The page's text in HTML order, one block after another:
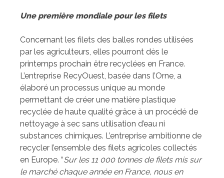
Une première mondiale pour les filets
Concernant les filets des balles rondes utilisées
par les agriculteurs, elles pourront dès le
printemps prochain être recyclées en France.
L’entreprise RecyOuest, basée dans l’Orne, a
élaboré un processus unique au monde
permettant de créer une matière plastique
recyclée de haute qualité grâce à un procédé de
nettoyage à sec sans utilisation d’eau ni
substances chimiques. L’entreprise ambitionne de
recycler l’ensemble des filets agricoles collectés
en Europe. “Sur les 11 000 tonnes de filets mis sur
le marché chaque année en France, nous en